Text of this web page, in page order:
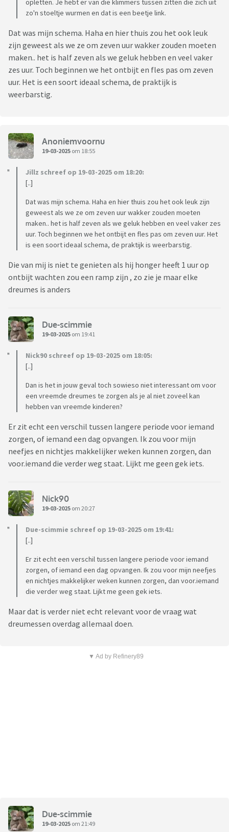
opletten. Je hebt er van die klimmers tussen zitten die zich uit
zo'n stoeltje wurmen en dat is een beetje link.
Dat was mijn schema. Haha en hier thuis zou het ook leuk
zijn geweest als we ze om zeven uur wakker zouden moeten
maken.. het is half zeven als we geluk hebben en veel vaker
zes uur. Toch beginnen we het ontbijt en fles pas om zeven
uur. Het is een soort ideaal schema, de praktijk is
weerbarstig.
Anoniemvoornu
19-03-2025 om 18:55
Jillz schreef op 19-03-2025 om 18:20:
[..]
Dat was mijn schema. Haha en hier thuis zou het ook leuk zijn
geweest als we ze om zeven uur wakker zouden moeten
maken.. het is half zeven als we geluk hebben en veel vaker zes
uur. Toch beginnen we het ontbijt en fles pas om zeven uur. Het
is een soort ideaal schema, de praktijk is weerbarstig.
Die van mij is niet te genieten als hij honger heeft 1 uur op
ontbijt wachten zou een ramp zijn , zo zie je maar elke
dreumes is anders
Due-scimmie
19-03-2025 om 19:41
Nick90 schreef op 19-03-2025 om 18:05:
[..]
Dan is het in jouw geval toch sowieso niet interessant om voor
een vreemde dreumes te zorgen als je al niet zoveel kan
hebben van vreemde kinderen?
Er zit echt een verschil tussen langere periode voor iemand
zorgen, of iemand een dag opvangen. Ik zou voor mijn
neefjes en nichtjes makkelijker weken kunnen zorgen, dan
voor.iemand die verder weg staat. Lijkt me geen gek iets.
Nick90
19-03-2025 om 20:27
Due-scimmie schreef op 19-03-2025 om 19:41:
[..]
Er zit echt een verschil tussen langere periode voor iemand
zorgen, of iemand een dag opvangen. Ik zou voor mijn neefjes
en nichtjes makkelijker weken kunnen zorgen, dan voor.iemand
die verder weg staat. Lijkt me geen gek iets.
Maar dat is verder niet echt relevant voor de vraag wat
dreumessen overdag allemaal doen.
▼ Ad by Refinery89
Due-scimmie
19-03-2025 om 21:49